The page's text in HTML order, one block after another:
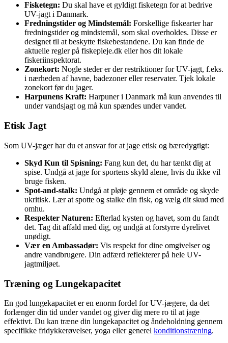
Fisketegn: Du skal have et gyldigt fisketegn for at bedrive
UV-jagt i Danmark.
Fredningstider og Mindstemål: Forskellige fiskearter har
fredningstider og mindstemål, som skal overholdes. Disse er
designet til at beskytte fiskebestandene. Du kan finde de
aktuelle regler på fiskepleje.dk eller hos dit lokale
fiskeriinspektorat.
Zonekort: Nogle steder er der restriktioner for UV-jagt, f.eks.
i nærheden af havne, badezoner eller reservater. Tjek lokale
zonekort før du jager.
Harpunens Kraft: Harpuner i Danmark må kun anvendes til
under vandsjagt og må kun spændes under vandet.
Etisk Jagt
Som UV-jæger har du et ansvar for at jage etisk og bæredygtigt:
Skyd Kun til Spisning: Fang kun det, du har tænkt dig at
spise. Undgå at jage for sportens skyld alene, hvis du ikke vil
bruge fisken.
Spot-and-stalk: Undgå at pløje gennem et område og skyde
ukritisk. Lær at spotte og stalke din fisk, og vælg dit skud med
omhu.
Respekter Naturen: Efterlad kysten og havet, som du fandt
det. Tag dit affald med dig, og undgå at forstyrre dyrelivet
unødigt.
Vær en Ambassadør: Vis respekt for dine omgivelser og
andre vandbrugere. Din adfærd reflekterer på hele UV-
jagtmiljøet.
Træning og Lungekapacitet
En god lungekapacitet er en enorm fordel for UV-jægere, da det
forlænger din tid under vandet og giver dig mere ro til at jage
effektivt. Du kan træne din lungekapacitet og åndeholdning gennem
specifikke fridykkerøvelser, yoga eller generel konditionstræning.